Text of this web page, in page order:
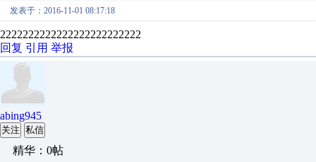
发表于：2016-11-01 08:17:18
2222222222222222222222222
回复 引用 举报
abing945
关注 私信
精华：0帖